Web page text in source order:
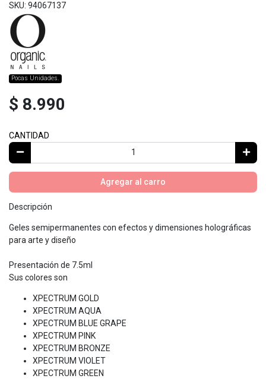
SKU: 94067137
Pocas Unidades.
$ 8.990
CANTIDAD
Agregar al carro
Descripción
Geles semipermanentes con efectos y dimensiones holográficas
para arte y diseño
Presentación de 7.5ml
Sus colores son
XPECTRUM GOLD
XPECTRUM AQUA
XPECTRUM BLUE GRAPE
XPECTRUM PINK
XPECTRUM BRONZE
XPECTRUM VIOLET
XPECTRUM GREEN